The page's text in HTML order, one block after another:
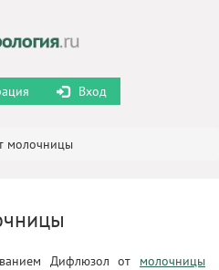
Вход
молочницы
Дифлюзол от молочницы